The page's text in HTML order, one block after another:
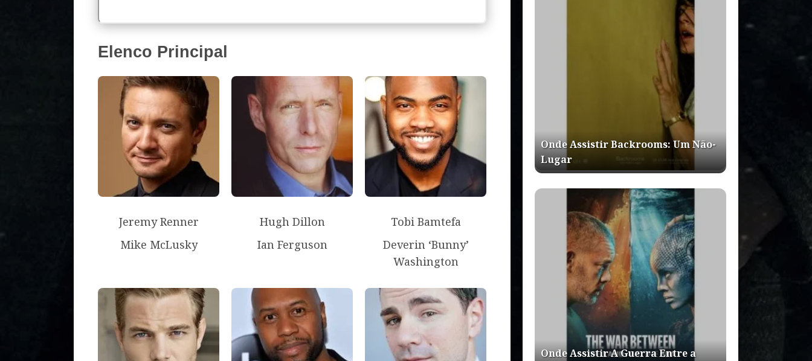
Elenco Principal
Jeremy Renner
Mike McLusky
Hugh Dillon
Ian Ferguson
Tobi Bamtefa
Deverin ‘Bunny’
Washington
Onde Assistir Backrooms: Um Não-
Lugar
Onde Assistir A Guerra Entre a